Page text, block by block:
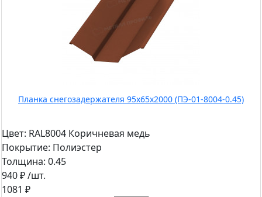
Планка снегозадержателя 95х65х2000 (ПЭ-01-8004-0.45)
Цвет: RAL8004 Коричневая медь
Покрытие: Полиэстер
Толщина: 0.45
940 ₽/шт.
1081 ₽